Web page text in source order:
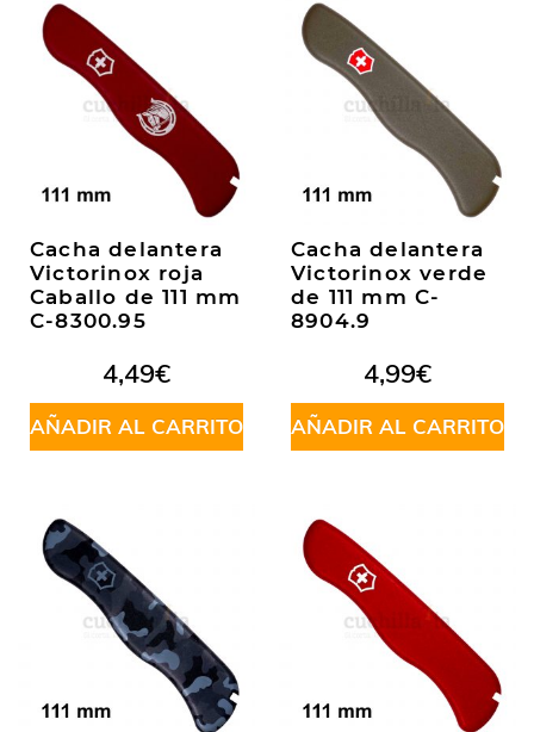
Cacha delantera
Victorinox roja
Caballo de 111 mm
C-8300.95
4,49€
AÑADIR AL CARRITO
Cacha delantera
Victorinox verde
de 111 mm C-
8904.9
4,99€
AÑADIR AL CARRITO